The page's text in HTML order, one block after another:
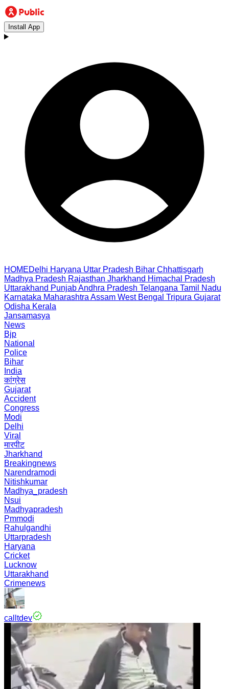
Install App
HOMEDelhi Haryana Uttar Pradesh Bihar Chhattisgarh
Madhya Pradesh Rajasthan Jharkhand Himachal Pradesh
Uttarakhand PunjabAndhra Pradesh Telangana Tamil Nadu
Karnataka Maharashtra Assam West Bengal Tripura Gujarat
Odisha Kerala
Jansamasya
News
Bjp
National
Police
Bihar
India
कांग्रेस
Gujarat
Accident
Congress
Modi
Delhi
Viral
मारपीट
Jharkhand
Breakingnews
Narendramodi
Nitishkumar
Madhya_pradesh
Nsui
Madhyapradesh
Pmmodi
Rahulgandhi
Uttarpradesh
Haryana
Cricket
Lucknow
Uttarakhand
Crimenews
calltdev